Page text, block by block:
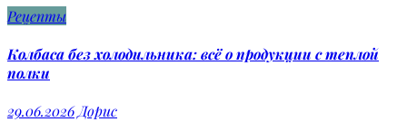
Рецепты
Колбаса без холодильника: всё о продукции с теплой
полки
29.06.2026Дорис